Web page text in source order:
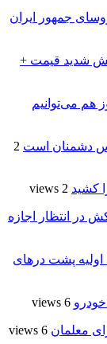
روسای جمهور ایران
پنجشنبه ۴تیر/ کاهش شدید قیمت +
هنوز هم می‌توانیم
دشمنان است 2
کشید 2 views
تنگه هرمز/ ۲۳۰ نفتکش در انتظار اجازه
اولیه پشت درهای
6 views
معلمان 6 views